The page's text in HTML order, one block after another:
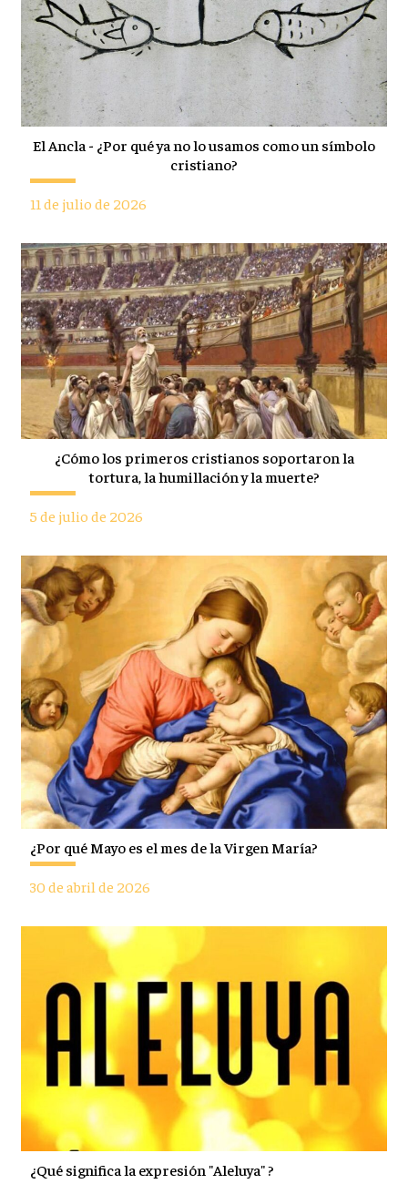
El Ancla - ¿Por qué ya no lo usamos como un símbolo
cristiano?
11 de julio de 2026
¿Cómo los primeros cristianos soportaron la
tortura, la humillación y la muerte?
5 de julio de 2026
¿Por qué Mayo es el mes de la Virgen María?
30 de abril de 2026
¿Qué significa la expresión "Aleluya" ?